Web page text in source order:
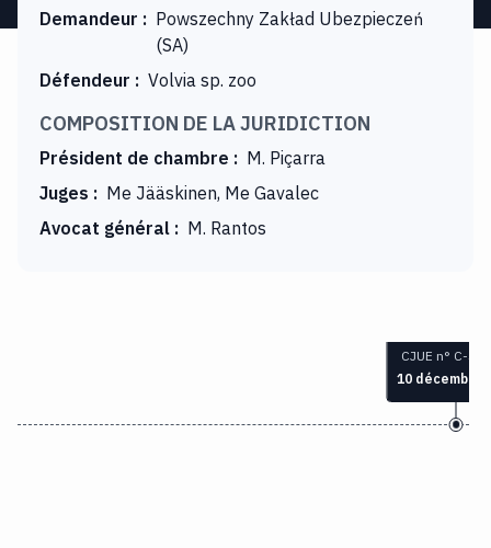
Demandeur : Powszechny Zakład Ubezpieczeń
(SA)
Défendeur : Volvia sp. zoo
COMPOSITION DE LA JURIDICTION
Président de chambre : M. Piçarra
Juges : Me Jääskinen, Me Gavalec
Avocat général : M. Rantos
CJUE n° C-
10 décembre